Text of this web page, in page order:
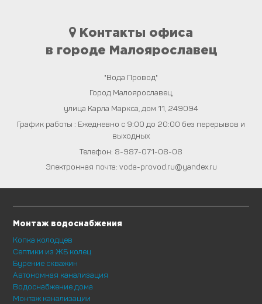
Контакты офиса
в городе Малоярославец
"Вода Провод"
Город Малоярославец,
улица Карла Маркса, дом 11 249094
График работы : Ежедневно с 9:00 до 20:00 без перерывов и
выходных
Телефон: 8-987-071-08-08
Электронная почта: voda-provod.ru@yandex.ru
Монтаж водоснабжения
Копка колодцев
Септики из ЖБ колец
Бурение скважин
Автономная канализация
Водоснабжение дома
Монтаж канализации